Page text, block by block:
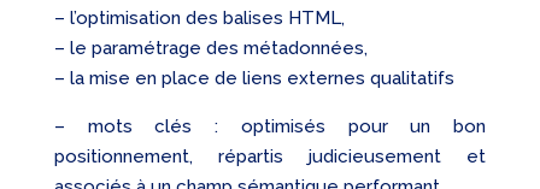
– l’optimisation des balises HTML,
– le paramétrage des métadonnées,
– la mise en place de liens externes qualitatifs
– mots clés : optimisés pour un bon
positionnement, répartis judicieusement et